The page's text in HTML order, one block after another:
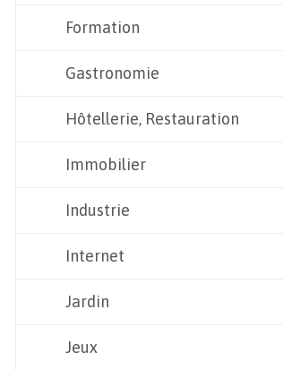
Formation
Gastronomie
Hôtellerie, Restauration
Immobilier
Industrie
Internet
Jardin
Jeux